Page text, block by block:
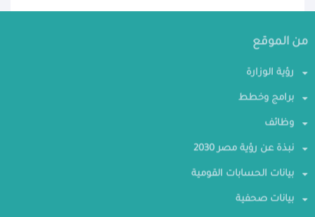
من الموقع
رؤية الوزارة
برامج وخطط
وظائف
نبذة عن رؤية مصر 2030
بيانات الحسابات القومية
بيانات صحفية